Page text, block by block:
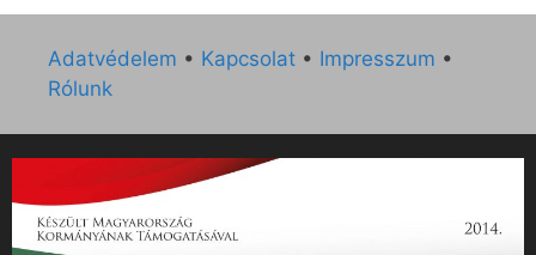
Adatvédelem • Kapcsolat • Impresszum •
Rólunk